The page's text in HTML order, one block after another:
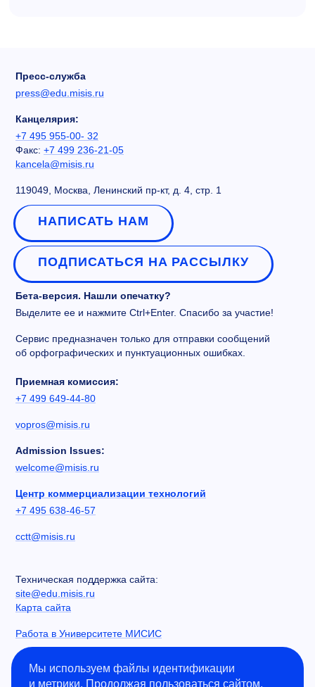
Пресс-служба
press@edu.misis.ru
Канцелярия:
+7 495 955-00- 32
Факс: +7 499 236-21-05
kancela@misis.ru
119049, Москва, Ленинский пр-кт, д. 4, стр. 1
НАПИСАТЬ НАМ
ПОДПИСАТЬСЯ НА РАССЫЛКУ
Бета-версия. Нашли опечатку?
Выделите ее и нажмите Ctrl+Enter. Спасибо за участие!
Сервис предназначен только для отправки сообщений
об орфографических и пунктуационных ошибках.
Приемная комиссия:
+7 499 649-44-80
vopros@misis.ru
Admission Issues:
welcome@misis.ru
Центр коммерциализации технологий
+7 495 638-46-57
cctt@misis.ru
Техническая поддержка сайта:
site@edu.misis.ru
Карта сайта
Работа в Университете МИСИС
Сведения об образовательной организации
Мы используем файлы идентификации
и метрики. Продолжая пользоваться сайтом,